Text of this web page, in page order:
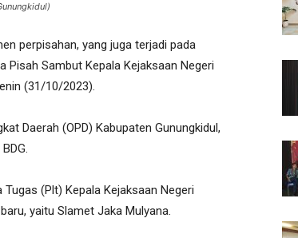
perpisahan, yang juga terjadi pada
Pisah Sambut Kepala Kejaksaan Negeri
(31/10/2023).
Daerah (OPD) Kabupaten Gunungkidul,
(Plt) Kepala Kejaksaan Negeri
yaitu Slamet Jaka Mulyana.